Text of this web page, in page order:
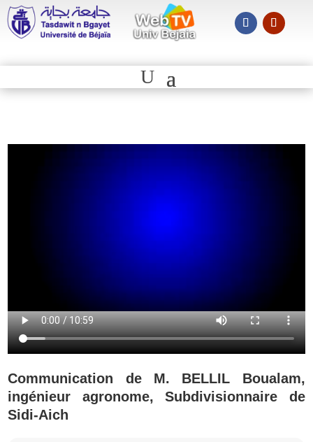
Communication de M. BELLIL Boualam,
ingénieur agronome, Subdivisionnaire de
Sidi-Aich